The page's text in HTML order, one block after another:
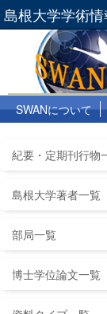
島根大学学術
SWANについて
紀要・定期刊行物
島根大学著者一覧
部局一覧
博士学位論文一覧